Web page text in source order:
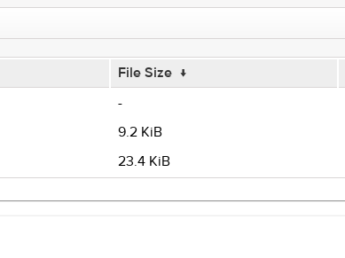
File Size ↓
-
9.2 KiB
23.4 KiB